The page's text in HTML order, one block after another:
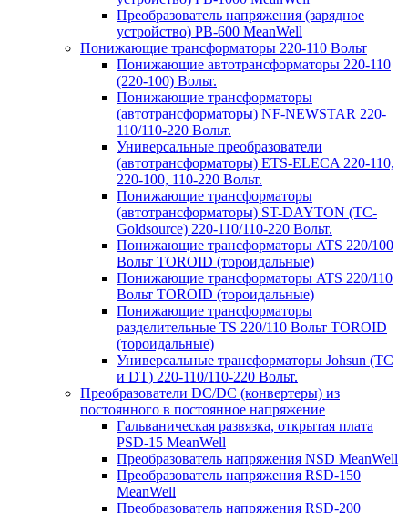
Преобразователь напряжения (зарядное
устройство) PB-600 MeanWell
Понижающие трансформаторы 220-110 Вольт
Понижающие автотрансформаторы 220-110
(220-100) Вольт.
Понижающие трансформаторы
(автотрансформаторы) NF-NEWSTAR 220-
110/110-220 Вольт.
Универсальные преобразователи
(автотрансформаторы) ETS-ELECA 220-110,
220-100, 110-220 Вольт.
Понижающие трансформаторы
(автотрансформаторы) ST-DAYTON (TC-
Goldsource) 220-110/110-220 Вольт.
Понижающие трансформаторы ATS 220/100
Вольт TOROID (тороидальные)
Понижающие трансформаторы ATS 220/110
Вольт TOROID (тороидальные)
Понижающие трансформаторы
разделительные TS 220/110 Вольт TOROID
(тороидальные)
Универсальные трансформаторы Johsun (TС
и DT) 220-110/110-220 Вольт.
Преобразователи DC/DC (конвертеры) из
постоянного в постоянное напряжение
Гальваническая развязка, открытая плата
PSD-15 MeanWell
Преобразователь напряжения NSD MeanWell
Преобразователь напряжения RSD-150
MeanWell
Преобразователь напряжения RSD-200